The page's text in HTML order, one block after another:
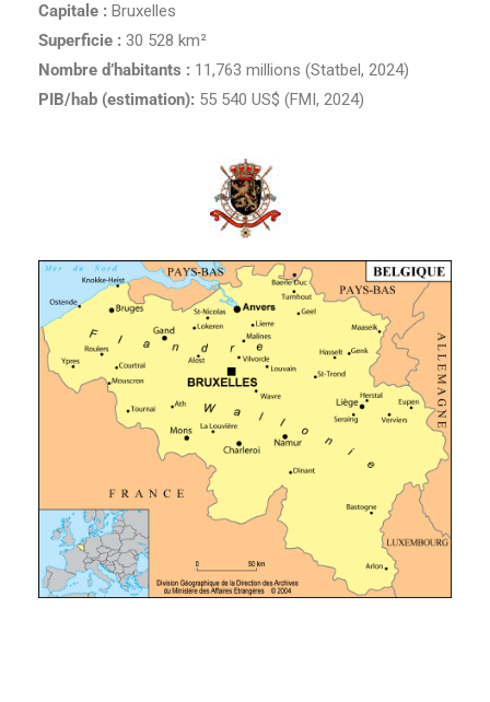
Capitale : Bruxelles
Superficie : 30 528 km²
Nombre d’habitants : 11,763 millions (Statbel, 2024)
PIB/hab (estimation): 55 540 US$ (FMI, 2024)